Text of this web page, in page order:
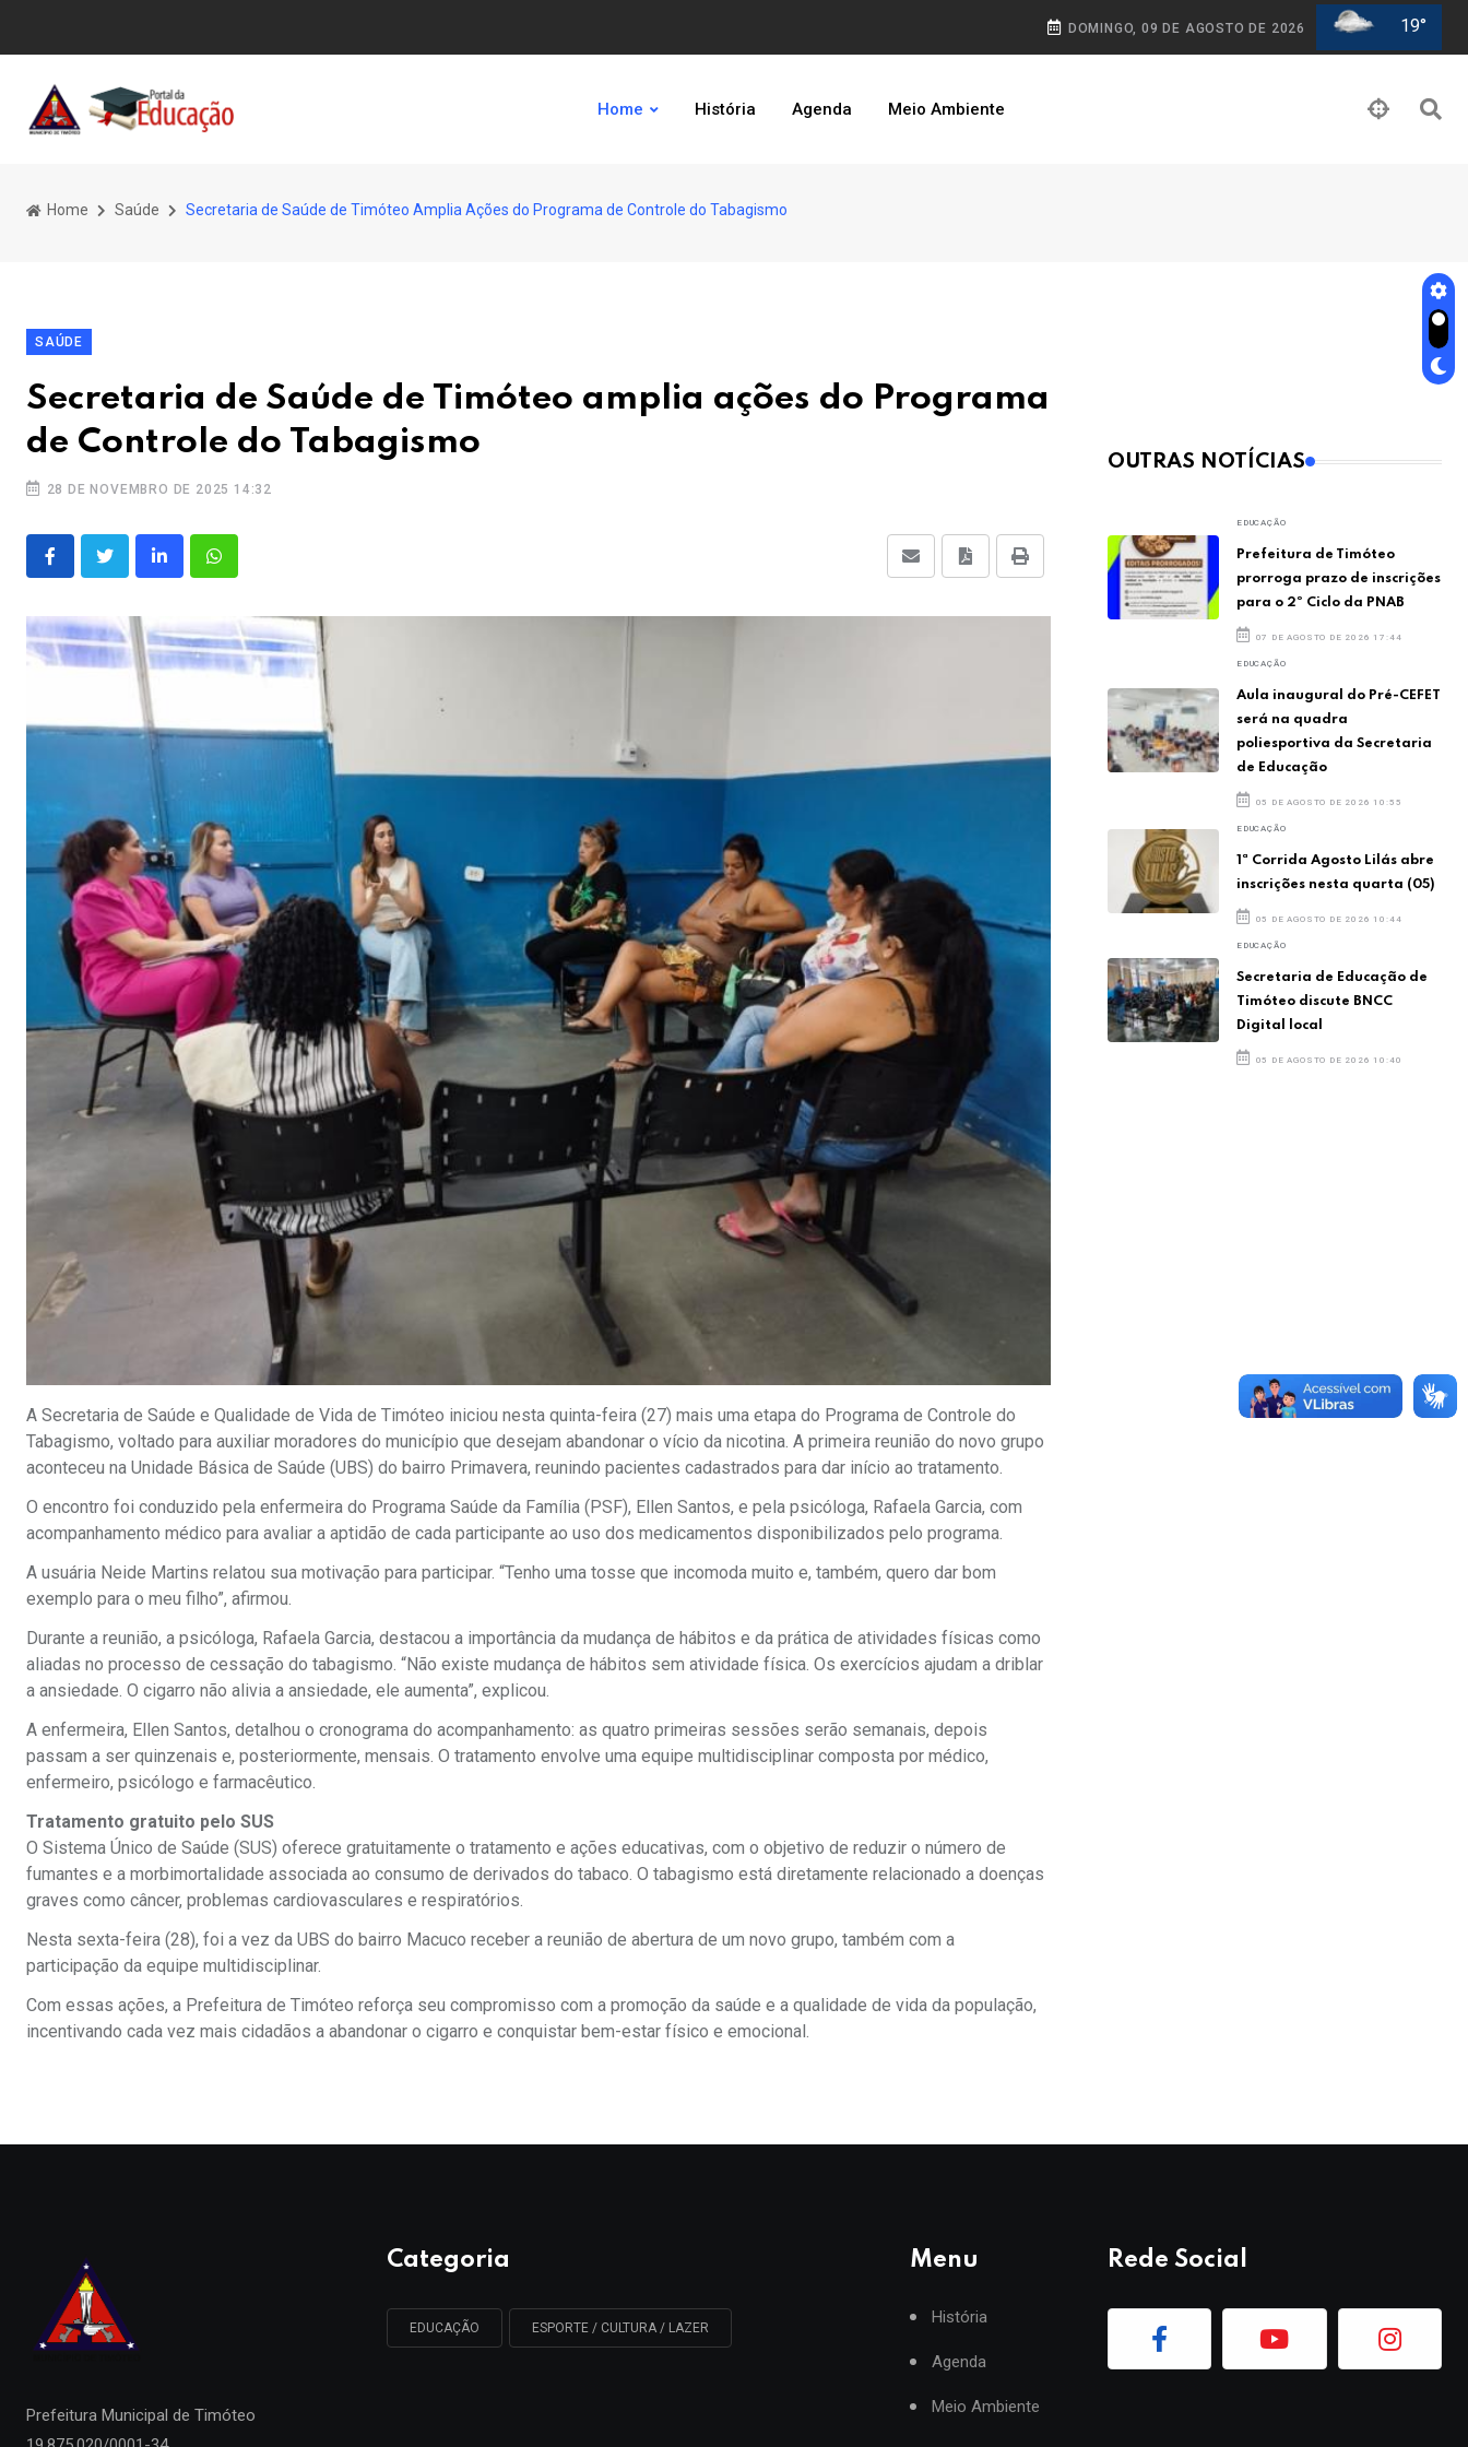
DOMINGO, 09 DE AGOSTO DE 2026 19°
Home História Agenda Meio Ambiente
Home Saúde Secretaria de Saúde de Timóteo Amplia Ações do Programa de Controle do Tabagismo
SAÚDE
Secretaria de Saúde de Timóteo amplia ações do Programa
de Controle do Tabagismo
28 DE NOVEMBRO DE 2025 14:32
A Secretaria de Saúde e Qualidade de Vida de Timóteo iniciou nesta quinta-feira (27) mais uma etapa do Programa de Controle do
Tabagismo, voltado para auxiliar moradores do município que desejam abandonar o vício da nicotina. A primeira reunião do novo grupo
aconteceu na Unidade Básica de Saúde (UBS) do bairro Primavera, reunindo pacientes cadastrados para dar início ao tratamento.
O encontro foi conduzido pela enfermeira do Programa Saúde da Família (PSF), Ellen Santos, e pela psicóloga, Rafaela Garcia, com
acompanhamento médico para avaliar a aptidão de cada participante ao uso dos medicamentos disponibilizados pelo programa.
A usuária Neide Martins relatou sua motivação para participar. “Tenho uma tosse que incomoda muito e, também, quero dar bom
exemplo para o meu filho”, afirmou.
Durante a reunião, a psicóloga, Rafaela Garcia, destacou a importância da mudança de hábitos e da prática de atividades físicas como
aliadas no processo de cessação do tabagismo. “Não existe mudança de hábitos sem atividade física. Os exercícios ajudam a driblar
a ansiedade. O cigarro não alivia a ansiedade, ele aumenta”, explicou.
A enfermeira, Ellen Santos, detalhou o cronograma do acompanhamento: as quatro primeiras sessões serão semanais, depois
passam a ser quinzenais e, posteriormente, mensais. O tratamento envolve uma equipe multidisciplinar composta por médico,
enfermeiro, psicólogo e farmacêutico.
Tratamento gratuito pelo SUS
O Sistema Único de Saúde (SUS) oferece gratuitamente o tratamento e ações educativas, com o objetivo de reduzir o número de
fumantes e a morbimortalidade associada ao consumo de derivados do tabaco. O tabagismo está diretamente relacionado a doenças
graves como câncer, problemas cardiovasculares e respiratórios.
Nesta sexta-feira (28), foi a vez da UBS do bairro Macuco receber a reunião de abertura de um novo grupo, também com a
participação da equipe multidisciplinar.
Com essas ações, a Prefeitura de Timóteo reforça seu compromisso com a promoção da saúde e a qualidade de vida da população,
incentivando cada vez mais cidadãos a abandonar o cigarro e conquistar bem-estar físico e emocional.
OUTRAS NOTÍCIAS
EDUCAÇÃO
Prefeitura de Timóteo
prorroga prazo de inscrições
para o 2º Ciclo da PNAB
07 DE AGOSTO DE 2026 17:44
EDUCAÇÃO
Aula inaugural do Pré-CEFET
será na quadra
poliesportiva da Secretaria
de Educação
05 DE AGOSTO DE 2026 10:55
EDUCAÇÃO
1ª Corrida Agosto Lilás abre
inscrições nesta quarta (05)
05 DE AGOSTO DE 2026 10:44
EDUCAÇÃO
Secretaria de Educação de
Timóteo discute BNCC
Digital local
05 DE AGOSTO DE 2026 10:40
Prefeitura Municipal de Timóteo
Categoria
EDUCAÇÃO ESPORTE / CULTURA / LAZER
Menu
História
Agenda
Meio Ambiente
Rede Social